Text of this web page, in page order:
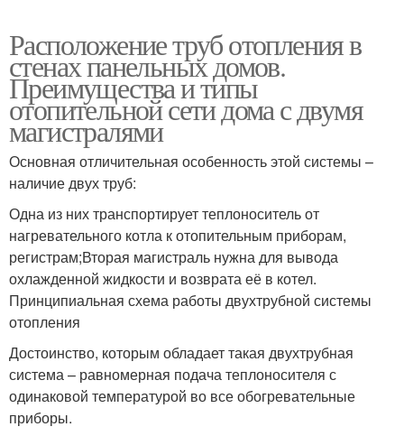
Расположение труб отопления в
стенах панельных домов.
Преимущества и типы
отопительной сети дома с двумя
магистралями
Основная отличительная особенность этой системы –
наличие двух труб:
Одна из них транспортирует теплоноситель от
нагревательного котла к отопительным приборам,
регистрам;Вторая магистраль нужна для вывода
охлажденной жидкости и возврата её в котел.
Принципиальная схема работы двухтрубной системы
отопления
Достоинство, которым обладает такая двухтрубная
система – равномерная подача теплоносителя с
одинаковой температурой во все обогревательные
приборы.